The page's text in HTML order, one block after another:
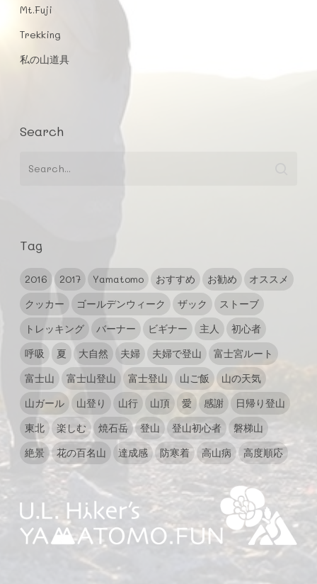
Mt.Fuji
Trekking
私の山道具
Search
Tag
2016 2017 Yamatomo おすすめ お勧め
オススメ
クッカー
ゴールデンウィーク ザック
ストーブ
トレッキング
バーナー ビギナー 主人
初心者
呼吸
夏 大自然 夫婦 夫婦で登山
富士宮ルート
富士山
富士山登山 富士登山 山ご飯
山の天気
山ガール
山登り 山行 山頂 愛 感謝
日帰り登山
東北
楽しむ 焼石岳 登山 登山初心者
磐梯山
絶景
花の百名山 達成感 防寒着 高山病 高度順応